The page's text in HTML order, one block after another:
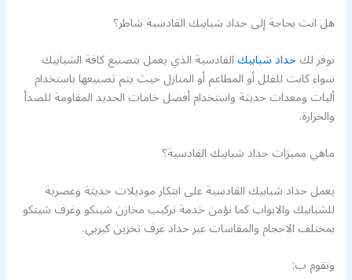
هل انت بحاجة إلى حداد شبابيك القادسية شاطر؟
نوفر لكحداد شبابيكالقادسية الذي يعمل بتصنيع كافة الشبابيك
سواء كانت للفلل أو المطاعم أو المنازل حيث يتم تصنيعها باستخدام
أليات ومعدات حديثة واستخدام أفضل خامات الحديد المقاومة للصدأ
والحرارة.
ماهي مميزات حداد شبابيك القادسية؟
يعمل حداد شبابيك القادسية على ابتكار موديلات حديثة وعصرية
للشبابيك والابواب كما نؤمن خدمة تركيب مخازن شينكو وغرف شينكو
بمختلف الاحجام والمقاسات عبر حداد غرف تخزين كيربي.
ونقوم ب: